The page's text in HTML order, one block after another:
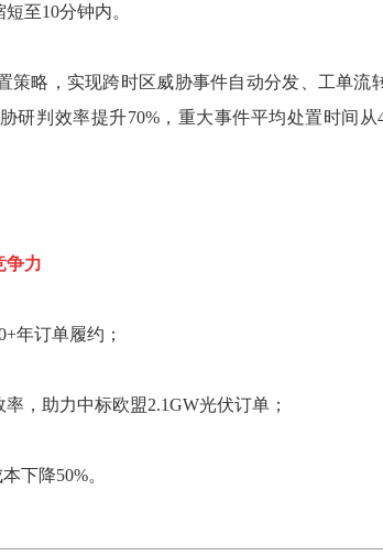
至10分钟内。
策略，实现跨时区威胁事件自动分发、工单流
研判效率提升70%，重大事件平均处置时间
争力
年订单履约；
，助力中标欧盟2.1GW光伏订单；
下降50%。